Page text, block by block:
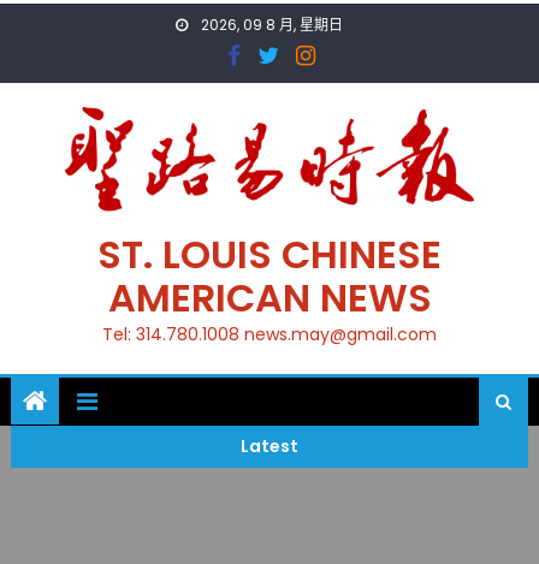
2026, 09 8 月, 星期日
ST. LOUIS CHINESE
AMERICAN NEWS
Tel: 314.780.1008 news.may@gmail.com
Latest